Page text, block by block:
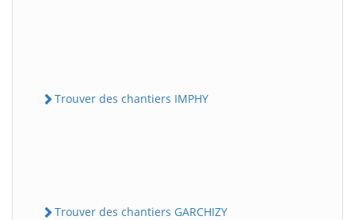
Trouver des chantiers IMPHY
Trouver des chantiers GARCHIZY